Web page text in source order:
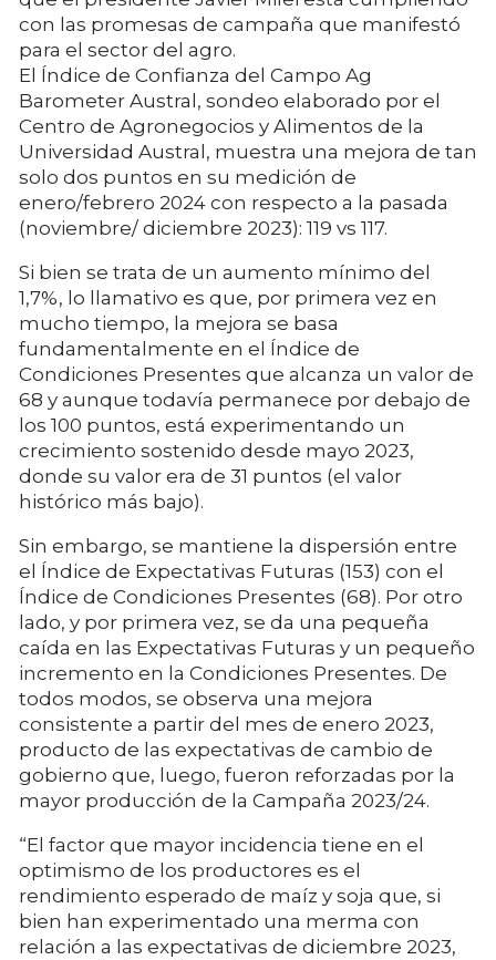
con las promesas de campaña que manifestó
para el sector del agro.
El Índice de Confianza del Campo Ag
Barometer Austral, sondeo elaborado por el
Centro de Agronegocios y Alimentos de la
Universidad Austral, muestra una mejora de tan
solo dos puntos en su medición de
enero/febrero 2024 con respecto a la pasada
(noviembre/ diciembre 2023): 119 vs 117.
Si bien se trata de un aumento mínimo del
1,7%, lo llamativo es que, por primera vez en
mucho tiempo, la mejora se basa
fundamentalmente en el Índice de
Condiciones Presentes que alcanza un valor de
68 y aunque todavía permanece por debajo de
los 100 puntos, está experimentando un
crecimiento sostenido desde mayo 2023,
donde su valor era de 31 puntos (el valor
histórico más bajo).
Sin embargo, se mantiene la dispersión entre
el Índice de Expectativas Futuras (153) con el
Índice de Condiciones Presentes (68). Por otro
lado, y por primera vez, se da una pequeña
caída en las Expectativas Futuras y un pequeño
incremento en la Condiciones Presentes. De
todos modos, se observa una mejora
consistente a partir del mes de enero 2023,
producto de las expectativas de cambio de
gobierno que, luego, fueron reforzadas por la
mayor producción de la Campaña 2023/24.
“El factor que mayor incidencia tiene en el
optimismo de los productores es el
rendimiento esperado de maíz y soja que, si
bien han experimentado una merma con
relación a las expectativas de diciembre 2023,